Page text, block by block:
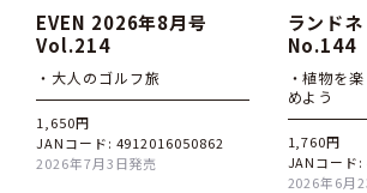
EVEN 2026年8月号
Vol.214
・大人のゴルフ旅
1,650円
JANコード: 4912016050862
2026年7月3日発売
ランド
No.144
・植物を
めよう
1,760円
JANコード
2026年6月